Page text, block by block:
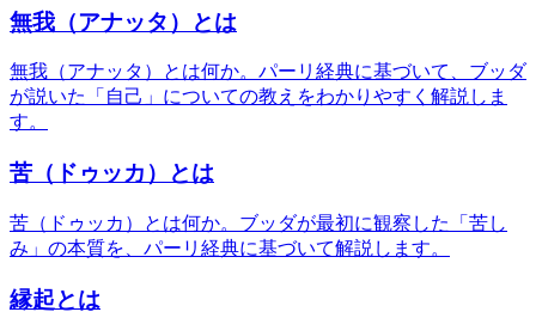
無我（アナッタ）とは
無我（アナッタ）とは何か。パーリ経典に基づいて、ブッダ
が説いた「自己」についての教えをわかりやすく解説しま
す。
苦（ドゥッカ）とは
苦（ドゥッカ）とは何か。ブッダが最初に観察した「苦し
み」の本質を、パーリ経典に基づいて解説します。
縁起とは